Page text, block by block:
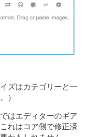
ズはカテゴリーと一
）
はエディターのギア
れはコア側で修正済